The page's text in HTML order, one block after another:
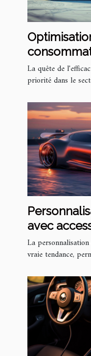
avec
éco-
La quête de
priorité dans le
avec
de niche
et
La
vraie tendance,